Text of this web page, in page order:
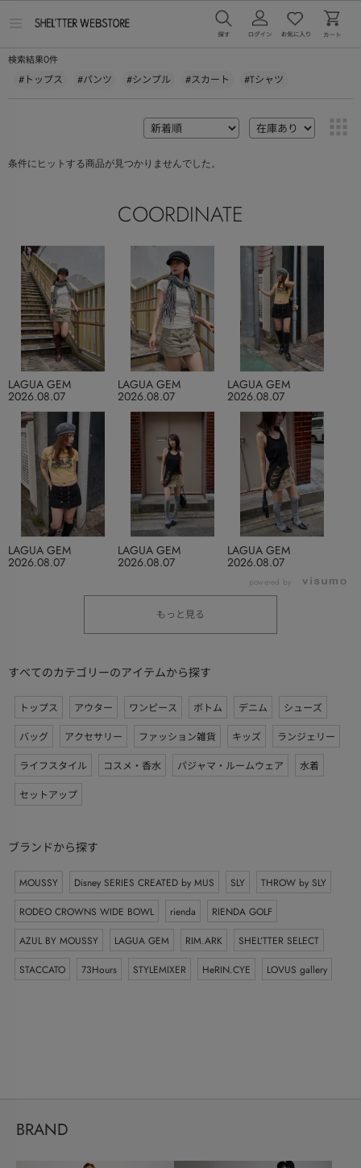
ー
を
検索結果0件
#トップス #パンツ #シンプル #スカート #Tシャツ
条件にヒットする商品が見つかりませんでした。
COORDINATE
2026.08.07
LAGUA GEM
2026.08.07
LAGUA GEM
2026.08.07
LAGUA GEM
2026.08.07
LAGUA GEM
2026.08.07
LAGUA GEM
2026.08.07
LAGUA GEM
powered by
もっと見る
すべてのカテゴリーのアイテムから探す
トップス アウター ワンピース ボトム デニム
シューズ
バッグ
アクセサリー ファッション雑貨 キッズ
ランジェリー
ライフスタイル
コスメ・香水 パジャマ・ルームウェア
水着
セットアップ
ブランドから探す
MOUSSY Disney SERIES CREATED by MUS SLY
THROW by SLY
RODEO CROWNS WIDE BOWL
rienda
RIENDA GOLF
AZUL BY MOUSSY
LAGUA GEM RIM.ARK
SHEL’TTER SELECT
STACCATO
73Hours STYLEMIXER HeRIN.CYE LOVUS gallery
BRAND